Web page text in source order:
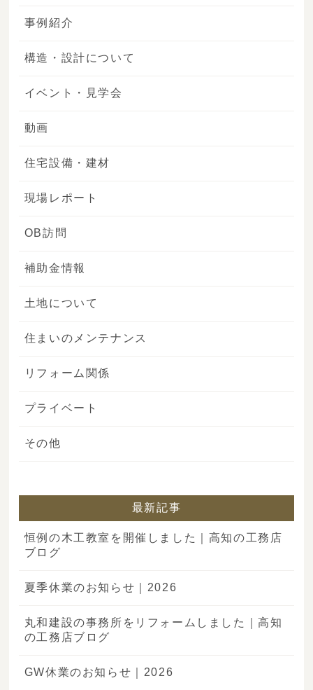
事例紹介
構造・設計について
イベント・見学会
動画
住宅設備・建材
現場レポート
OB訪問
補助金情報
土地について
住まいのメンテナンス
リフォーム関係
プライベート
その他
最新記事
恒例の木工教室を開催しました｜高知の工務店
ブログ
夏季休業のお知らせ｜2026
丸和建設の事務所をリフォームしました｜高知
の工務店ブログ
GW休業のお知らせ｜2026